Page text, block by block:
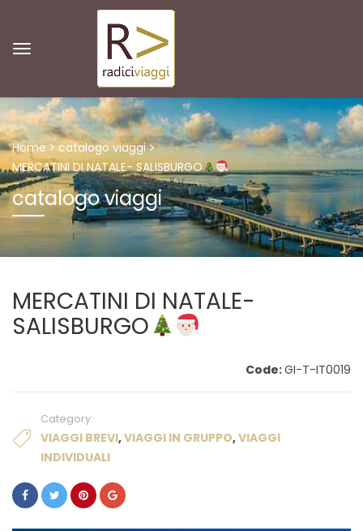
Home
catalogo viaggi
MERCATINI DI NATALE- SALISBURGO
catalogo viaggi
MERCATINI DI NATALE-
SALISBURGO
Code:GI-T-IT0019
Category:
VIAGGI BREVI,VIAGGI IN GRUPPO,VIAGGI
INDIVIDUALI